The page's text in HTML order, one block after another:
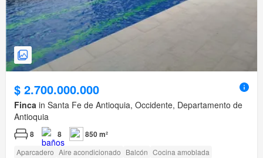
$ 2.700.000.000
Finca in Santa Fe de Antioquia, Occidente, Departamento de
Antioquia
8 8 850 m²
Aparcadero Aire acondicionado Balcón Cocina amoblada